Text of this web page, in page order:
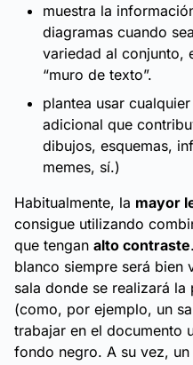
muestra la
diagramas cuando
variedad al conjunto,
“muro de texto”.
plantea usar
adicional que
dibujos, esquemas,
memes, sí.)
Habitualmente, la mayor
consigue utilizando
que tengan alto contraste
blanco siempre será bien
sala donde se realizará la
(como, por ejemplo, un
trabajar en el documento
fondo negro. A su vez,